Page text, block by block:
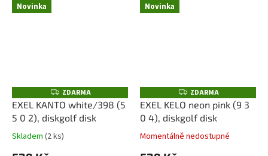
Novinka
Z
D
A
R
M
A
ZDARMA
EXEL KANTO white/398 (5
5 0 2), diskgolf disk
Skladem (2 ks)
Novinka
Z
D
A
R
A
ZDARMA
EXEL KELO neon pink (9 3
0 4), diskgolf disk
Momentálně nedostupné